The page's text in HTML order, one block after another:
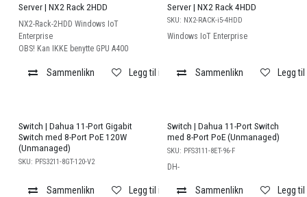
Server | NX2 Rack 2HDD
NX2-Rack-2HDD Windows IoT
Enterprise
OBS! Kan IKKE benytte GPU A400
Sammenlikn Legg til i ønskeliste
Server | NX2 Rack 4HDD
SKU: NX2-RACK-i5-4HDD
Windows IoT Enterprise
Sammenlikn Legg
Switch | Dahua 11-Port Gigabit
Switch med 8-Port PoE 120W
(Unmanaged)
SKU: PFS3211-8GT-120-V2
Sammenlikn Legg til i ønskeliste
Switch | Dahua 11-Port Switch
med 8-Port PoE (Unmanaged)
SKU: PFS3111-8ET-96-F
DH-
Sammenlikn Legg